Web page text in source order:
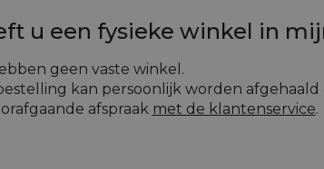
u een fysieke winkel in
geen vaste winkel.
kan persoonlijk worden
afspraak met de klantenservice.